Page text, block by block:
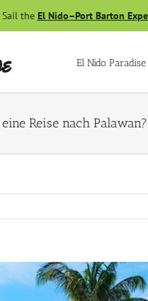
the El Nido–Port Barton
El Nido Paradise
Reise nach Palawan?